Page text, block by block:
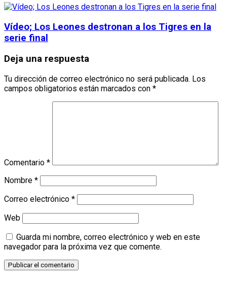
Vídeo; Los Leones destronan a los Tigres en la
serie final
Deja una respuesta
Tu dirección de correo electrónico no será publicada. Los
campos obligatorios están marcados con *
Comentario *
Nombre *
Correo electrónico *
Web
Guarda mi nombre, correo electrónico y web en este
navegador para la próxima vez que comente.